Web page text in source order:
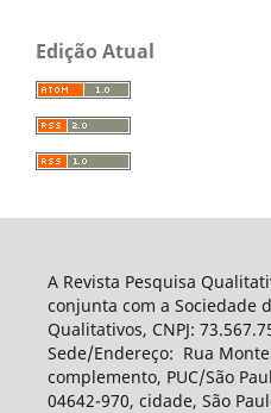
Edição Atual
A Revista Pesquisa
conjunta com a Sociedade
Qualitativos, CNPJ:
Sede/Endereço: Rua
complemento, PUC/São
04642-970, cidade, São